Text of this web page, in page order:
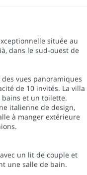
située au
dans le sud-ouest de
vues panoramiques
de 10 invités. La villa
et un toilette.
italienne de design,
à manger extérieure
un lit de couple et
une salle de bain.